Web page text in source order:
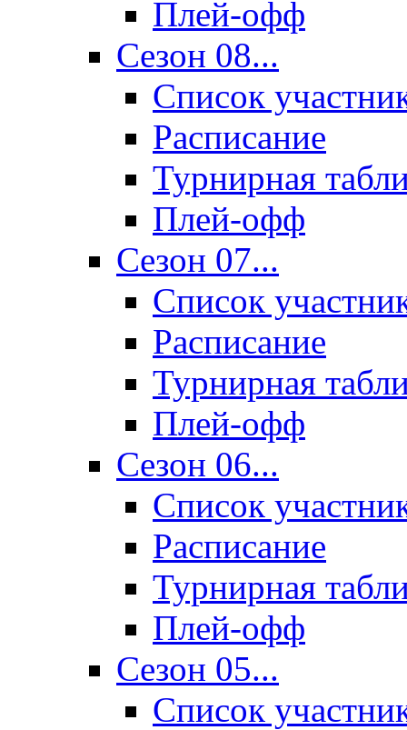
Плей-офф
Сезон 08...
Список
Расписание
Турнирная
Плей-офф
Сезон 07...
Список
Расписание
Турнирная
Плей-офф
Сезон 06...
Список
Расписание
Турнирная
Плей-офф
Сезон 05...
Список